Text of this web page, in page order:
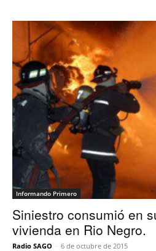
Informando Primero
Siniestro consumió en
vivienda en Rio Negro.
Radio SAGO - 6 de octubre de 2015